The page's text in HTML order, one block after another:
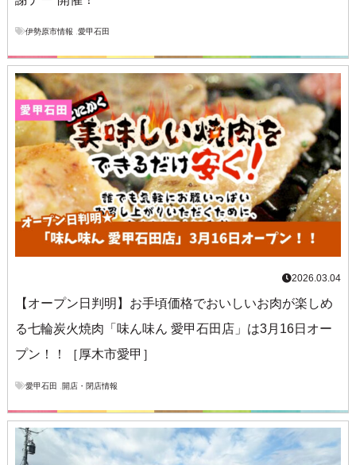
伊勢原市情報 愛甲石田
2026.03.04
【オープン日判明】お手頃価格でおいしいお肉が楽しめ
る七輪炭火焼肉「味ん味ん 愛甲石田店」は3月16日オー
プン！！［厚木市愛甲］
愛甲石田 開店・閉店情報